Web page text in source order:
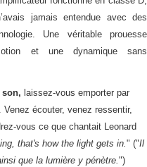
jamais entendue avec des
Une véritable prouesse
et une dynamique sans
son, laissez-vous emporter par
écouter, venez ressentir,
vous ce que chantait Leonard
that's how the light gets in." ("Il
que la lumière y pénètre.")